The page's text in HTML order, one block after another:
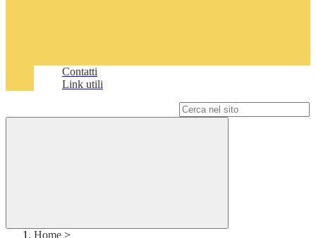
Contatti
Link utili
Home >